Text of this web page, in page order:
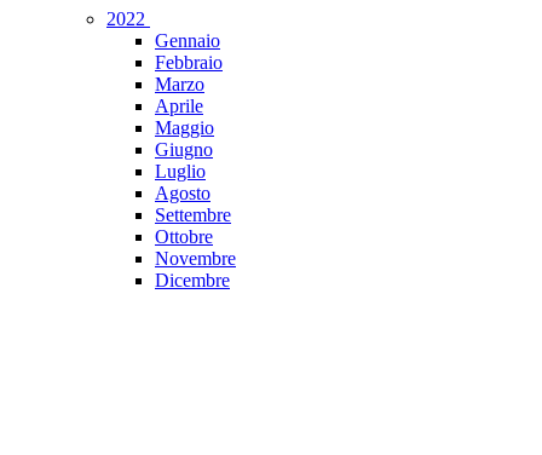
2022
Gennaio
Febbraio
Marzo
Aprile
Maggio
Giugno
Luglio
Agosto
Settembre
Ottobre
Novembre
Dicembre